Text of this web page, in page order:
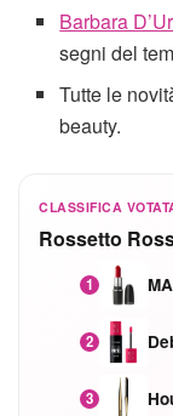
Barbara
segni del
Tutte le
beauty.
CLASSIFICA
Rossetto
1
2
3